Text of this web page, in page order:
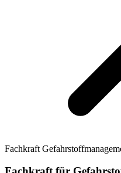
Fachkraft